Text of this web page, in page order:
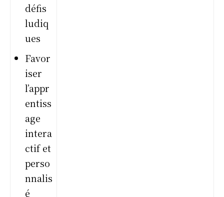
défis
ludiq
ues
Favor
iser
l’appr
entiss
age
intera
ctif et
perso
nnalis
é